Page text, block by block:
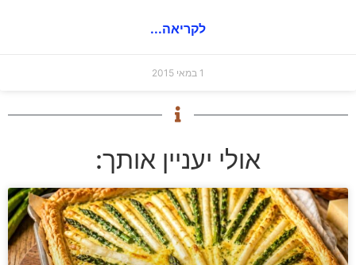
לקריאה...
1 במאי 2015
אולי יעניין אותך: